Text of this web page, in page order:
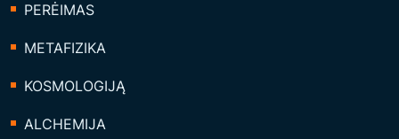
PERĖIMAS
METAFIZIKA
KOSMOLOGIJĄ
ALCHEMIJA